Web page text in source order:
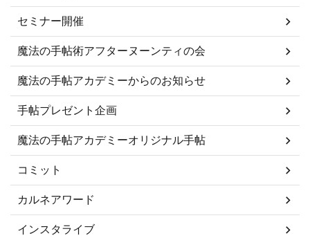
セミナー開催
魔法の手帖術アフターヌーンティの会
魔法の手帖アカデミーからのお知らせ
手帖プレゼント企画
魔法の手帖アカデミーオリジナル手帖
コミット
カルネアワード
インスタライブ